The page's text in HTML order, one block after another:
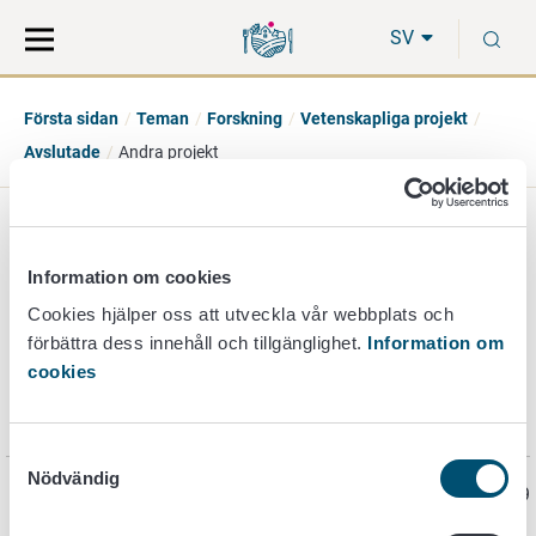
Information om cookies
Cookies hjälper oss att utveckla vår webbplats och
förbättra dess innehåll och tillgänglighet. Information om
cookies
Samtyckesval
Nödvändig
direkt
till
på
hela
SV
Första sidan Teman Forskning
Vetenskapliga projekt
Avslutade
Andra projekt
Hur främmande arter som används vid
naturen (VILU)
Sidan har senast uppdaterats 25.2.2019